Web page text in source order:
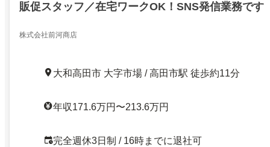
販促スタッフ／在宅ワークOK！SNS発信業務です
株式会社前河商店
大和高田市 大字市場 / 高田市駅 徒歩約11分
年収171.6万円〜213.6万円
完全週休3日制 / 16時までに退社可